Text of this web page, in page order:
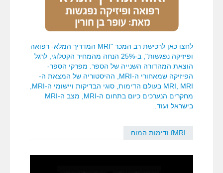
לחצו כאן לרכישת רב המכר "MRI המדריך המלא- רפואה
ופיזיקה נפגשות", ב-25% הנחה מהמחיר הקטלוגי, לרגל
הוצאת המהדורה השנייה של הספר. מפרקי הספר-
הפיזיקה שמאחורי ה-MRI, ההיסטוריה של המצאת ה-
מחקרים הנערכים כיום בתחום ה-MRI, מצב ה-MRI
בישראל ועוד.
fMRI ודימות המוח